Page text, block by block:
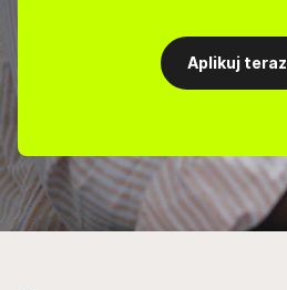
Aplikuj teraz